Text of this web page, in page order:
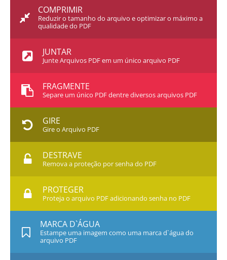
COMPRIMIR
Reduzir o tamanho do arquivo e optimizar o máximo a
qualidade do PDF
JUNTAR
Junte Arquivos PDF em um único arquivo PDF
FRAGMENTE
Separe um único PDF dentre diversos arquivos PDF
GIRE
Gire o Arquivo PDF
DESTRAVE
Remova a proteção por senha do PDF
PROTEGER
Proteja o arquivo PDF adicionando senha no PDF
MARCA D`ÁGUA
Estampe uma imagem como uma marca d`água do
arquivo PDF